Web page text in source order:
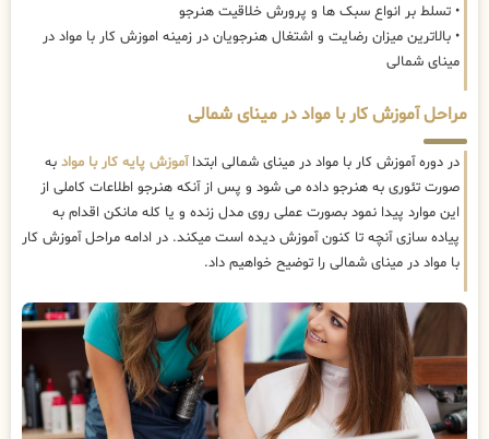
• تسلط بر انواع سبک ها و پرورش خلاقیت هنرجو
• بالاترین میزان رضایت و اشتغال هنرجویان در زمینه اموزش کار با مواد در
مینای شمالی
مراحل آموزش کار با مواد در مینای شمالی
در دوره آموزش کار با مواد در مینای شمالی ابتداآموزش پایه کار با مواد به
صورت تئوری به هنرجو داده می شود و پس از آنکه هنرجو اطلاعات کاملی از
این موارد پیدا نمود بصورت عملی روی مدل زنده و یا کله مانکن اقدام به
پیاده سازی آنچه تا کنون آموزش دیده است میکند. در ادامه مراحل آموزش کار
با مواد در مینای شمالی را توضیح خواهیم داد.